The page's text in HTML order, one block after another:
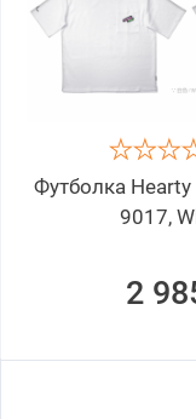
Футболка Hearty
9017,
2